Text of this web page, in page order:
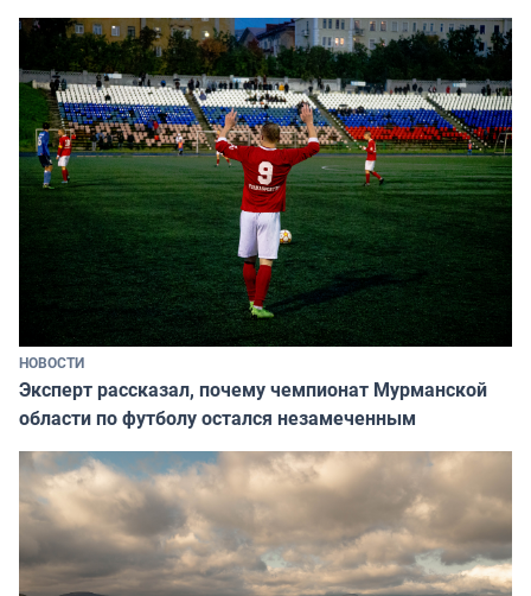
НОВОСТИ
Эксперт рассказал, почему чемпионат Мурманской
области по футболу остался незамеченным